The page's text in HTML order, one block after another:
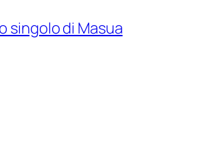
singolo di Masua